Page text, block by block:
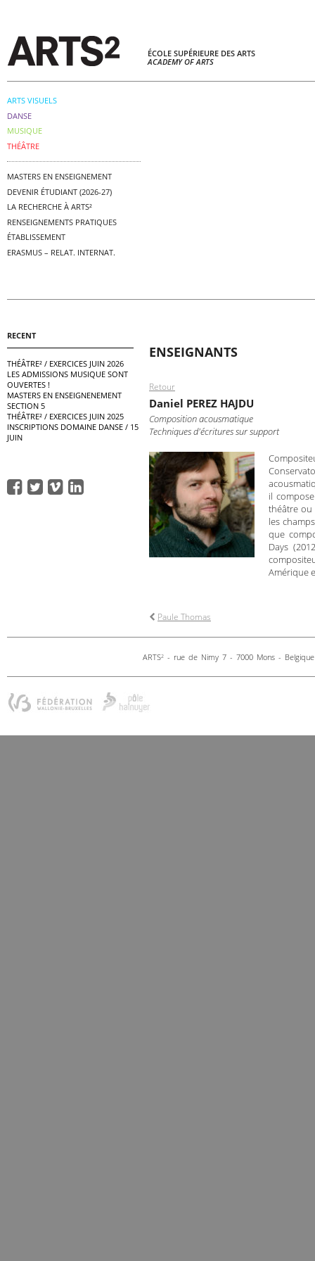
ÉCOLE SUPÉRIEURE DES ARTS
ACADEMY OF ARTS
ARTS VISUELS
DANSE
MUSIQUE
THÉÂTRE
MASTERS EN ENSEIGNEMENT
DEVENIR ÉTUDIANT (2026-27)
LA RECHERCHE À ARTS²
RENSEIGNEMENTS PRATIQUES
ÉTABLISSEMENT
ERASMUS – RELAT. INTERNAT.
RECENT
THÉÂTRE² / EXERCICES JUIN 2026
LES ADMISSIONS MUSIQUE SONT
OUVERTES !
MASTERS EN ENSEIGNENEMENT
SECTION 5
THÉÂTRE² / EXERCICES JUIN 2025
INSCRIPTIONS DOMAINE DANSE / 15
JUIN
ENSEIGNANTS
Retour
Daniel PEREZ HAJDU
Composition acousmatique
Techniques d'écritures sur support
il
théâtre ou
les
que
Days
Amérique
Paule Thomas
ARTS2 - rue de Nimy 7 - 7000 Mons -